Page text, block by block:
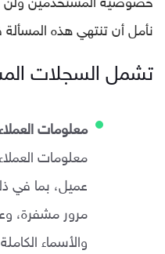
نأمل أن تنتهي هذه
تشمل السجلات
معلومات
عميل، بما في
مرور مشفرة،
والأسماء